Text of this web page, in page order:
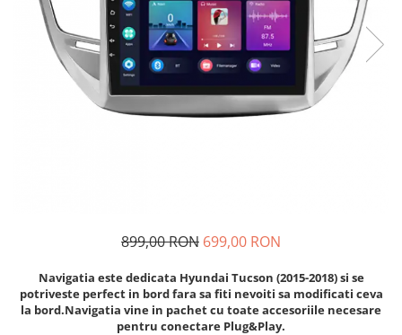
Navigatii Peugeot
Navigatii Audi
Navigatii BMW
Navigatii Mercedes
Navigatii Mitsubishi
Navigatii KIA
Navigatii Renault
899,00 RON 699,00 RON
Navigatia este dedicata Hyundai Tucson (2015-2018) si se
potriveste perfect in bord fara sa fiti nevoiti sa modificati ceva
la bord.Navigatia vine in pachet cu toate accesoriile necesare
pentru conectare Plug&Play.